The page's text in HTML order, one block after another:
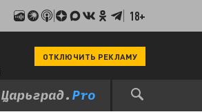
18+
ОТКЛЮЧИТЬ РЕКЛАМУ